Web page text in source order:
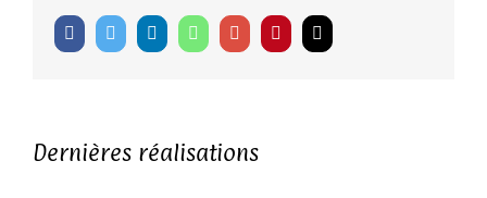
FacebookTwitter LinkedInWhatsappGoogle+Pinterest
Dernières réalisations